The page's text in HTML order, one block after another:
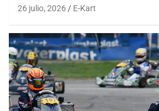
26 julio, 2026 E-Kart